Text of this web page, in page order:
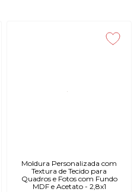
Moldura Personalizada com
Textura de Tecido para
Quadros e Fotos com Fundo
MDF e Acetato - 2,8x1